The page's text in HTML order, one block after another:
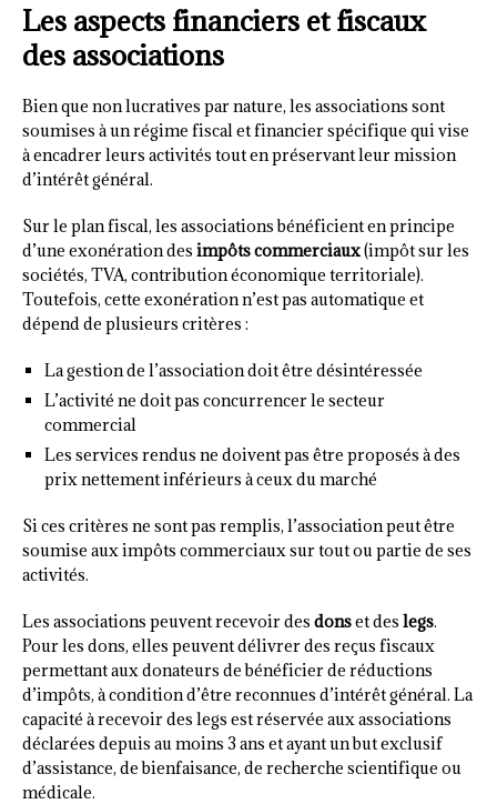
Les aspects financiers et fiscaux
des associations
Bien que non lucratives par nature, les associations sont
soumises à un régime fiscal et financier spécifique qui vise
à encadrer leurs activités tout en préservant leur mission
d’intérêt général.
Sur le plan fiscal, les associations bénéficient en principe
d’une exonération des impôts commerciaux(impôt sur les
sociétés, TVA, contribution économique territoriale).
Toutefois, cette exonération n’est pas automatique et
dépend de plusieurs critères :
La gestion de l’association doit être désintéressée
L’activité ne doit pas concurrencer le secteur
commercial
Les services rendus ne doivent pas être proposés à des
prix nettement inférieurs à ceux du marché
Si ces critères ne sont pas remplis, l’association peut être
soumise aux impôts commerciaux sur tout ou partie de ses
activités.
Les associations peuvent recevoir des donset des legs.
Pour les dons, elles peuvent délivrer des reçus fiscaux
permettant aux donateurs de bénéficier de réductions
d’impôts, à condition d’être reconnues d’intérêt général. La
capacité à recevoir des legs est réservée aux associations
déclarées depuis au moins 3 ans et ayant un but exclusif
d’assistance, de bienfaisance, de recherche scientifique ou
médicale.